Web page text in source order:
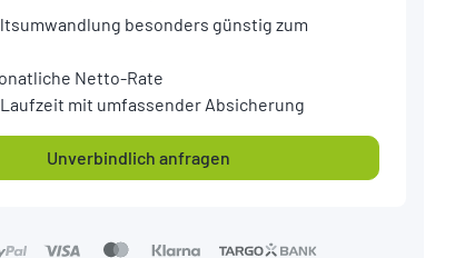
besonders günstig zum
Netto-Rate
Laufzeit mit umfassender Absicherung
Unverbindlich anfragen